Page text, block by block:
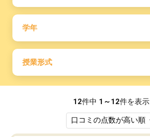
学年
授業形式
12件中 1～12件を表示